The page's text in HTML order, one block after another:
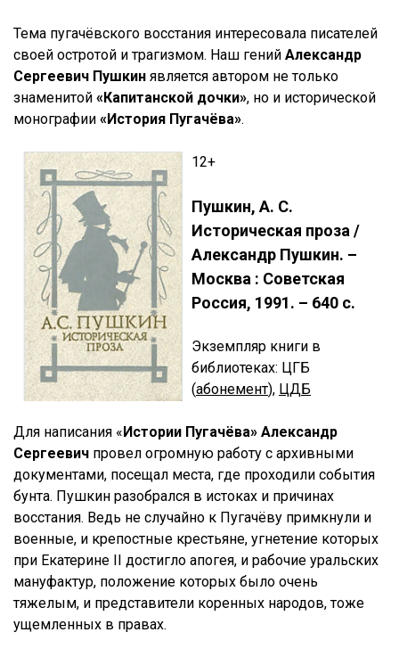
Тема пугачёвского восстания интересовала писателей
своей остротой и трагизмом. Наш гений Александр
Сергеевич Пушкин является автором не только
знаменитой «Капитанской дочки», но и исторической
монографии «История Пугачёва».
12+
Пушкин, А. С.
Историческая проза /
Александр Пушкин. –
Москва : Советская
Россия, 1991. – 640 с.
Экземпляр книги в
библиотеках: ЦГБ
(абонемент), ЦДБ
Для написания «Истории Пугачёва» Александр
Сергеевич провел огромную работу с архивными
документами, посещал места, где проходили события
бунта. Пушкин разобрался в истоках и причинах
восстания. Ведь не случайно к Пугачёву примкнули и
военные, и крепостные крестьяне, угнетение которых
при Екатерине II достигло апогея, и рабочие уральских
мануфактур, положение которых было очень
тяжелым, и представители коренных народов, тоже
ущемленных в правах.